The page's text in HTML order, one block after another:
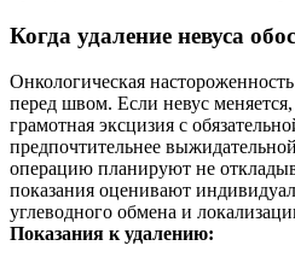
Когда удаление невуса
Онкологическая
перед швом. Если невус
грамотная эксцизия с
предпочтительнее
операцию планируют не
показания оценивают
углеводного обмена и
Показания к удалению: